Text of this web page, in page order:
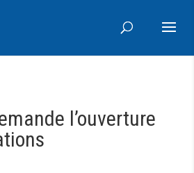
l’ouverture